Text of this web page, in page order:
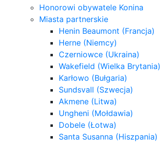
Honorowi obywatele Konina
Miasta partnerskie
Henin Beaumont (Francja)
Herne (Niemcy)
Czerniowce (Ukraina)
Wakefield (Wielka Brytania)
Karłowo (Bułgaria)
Sundsvall (Szwecja)
Akmene (Litwa)
Ungheni (Mołdawia)
Dobele (Łotwa)
Santa Susanna (Hiszpania)